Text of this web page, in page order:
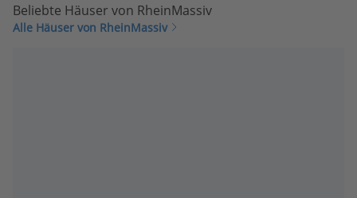
Beliebte Häuser von RheinMassiv
Alle Häuser von RheinMassiv